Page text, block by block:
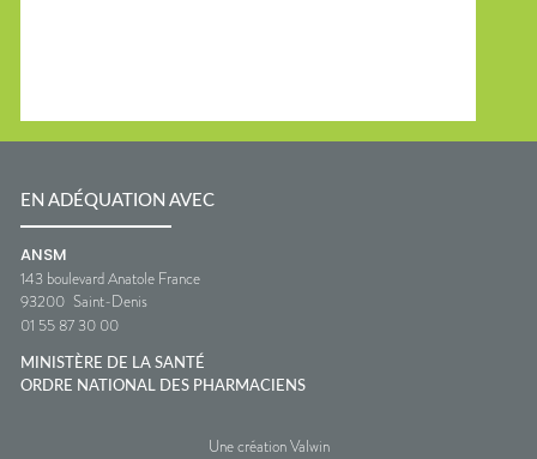
EN ADÉQUATION AVEC
ANSM
143 boulevard Anatole France
93200 Saint-Denis
01 55 87 30 00
MINISTÈRE DE LA SANTÉ
ORDRE NATIONAL DES PHARMACIENS
Une création Valwin